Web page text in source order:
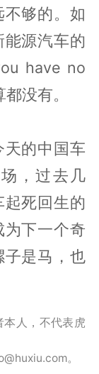
够的。如
源汽车的
have no
没有。
天的中国车
，过去几
死回生的
下一个奇
子是马，也
人，不代表虎
。